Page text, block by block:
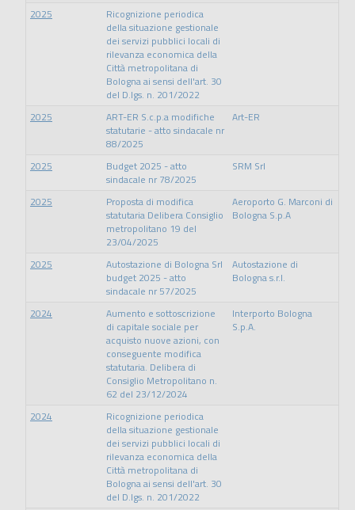
2025
Ricognizione periodica
della situazione gestionale
dei servizi pubblici locali di
rilevanza economica della
Città metropolitana di
Bologna ai sensi dell'art. 30
del D.lgs. n. 201/2022
2025
ART-ER S.c.p.a modifiche
statutarie - atto sindacale nr
88/2025
Art-ER
2025
Budget 2025 - atto
sindacale nr 78/2025
SRM Srl
2025
Proposta di modifica
statutaria Delibera Consiglio
metropolitano 19 del
23/04/2025
Aeroporto G. Marconi di
Bologna S.p.A
2025
Autostazione di Bologna Srl
budget 2025 - atto
sindacale nr 57/2025
Autostazione di
Bologna s.r.l.
2024
Aumento e sottoscrizione
di capitale sociale per
acquisto nuove azioni, con
conseguente modifica
statutaria. Delibera di
Consiglio Metropolitano n.
62 del 23/12/2024
Interporto Bologna
S.p.A.
2024
Ricognizione periodica
della situazione gestionale
dei servizi pubblici locali di
rilevanza economica della
Città metropolitana di
Bologna ai sensi dell'art. 30
del D.lgs. n. 201/2022